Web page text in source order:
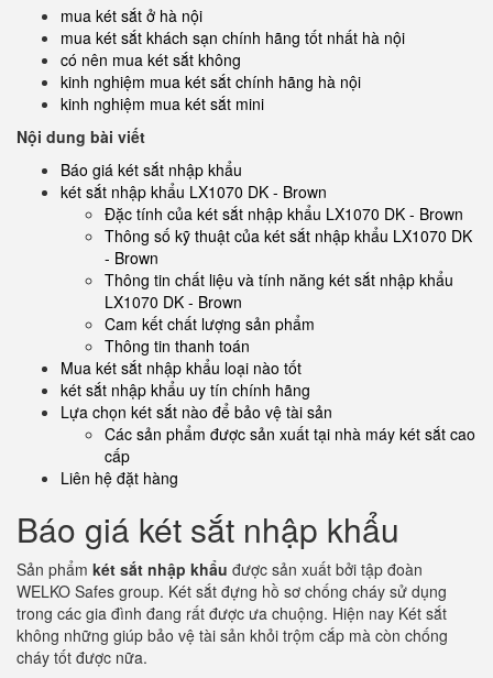
mua két sắt ở hà nội
mua két sắt khách sạn chính hãng tốt nhất hà nội
có nên mua két sắt không
kinh nghiệm mua két sắt chính hãng hà nội
kinh nghiệm mua két sắt mini
Nội dung bài viết
Báo giá két sắt nhập khẩu
két sắt nhập khẩu LX1070 DK - Brown
Đặc tính của két sắt nhập khẩu LX1070 DK - Brown
Thông số kỹ thuật của két sắt nhập khẩu LX1070 DK
- Brown
Thông tin chất liệu và tính năng két sắt nhập khẩu
LX1070 DK - Brown
Cam kết chất lượng sản phẩm
Thông tin thanh toán
Mua két sắt nhập khẩu loại nào tốt
két sắt nhập khẩu uy tín chính hãng
Lựa chọn két sắt nào để bảo vệ tài sản
Các sản phẩm được sản xuất tại nhà máy két sắt cao
cấp
Liên hệ đặt hàng
Báo giá két sắt nhập khẩu
Sản phẩm két sắt nhập khẩu được sản xuất bởi tập đoàn
WELKO Safes group. Két sắt đựng hồ sơ chống cháy sử dụng
trong các gia đình đang rất được ưa chuộng. Hiện nay Két sắt
không những giúp bảo vệ tài sản khỏi trộm cắp mà còn chống
cháy tốt được nữa.